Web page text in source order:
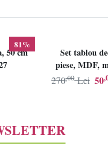
81%
50 cm
Set tablou
piese, MDF,
50
270,00 Lei